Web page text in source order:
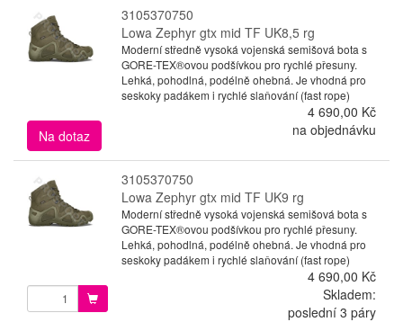
3105370750
Lowa Zephyr gtx mid TF UK8,5 rg
Moderní středně vysoká vojenská semišová bota s
GORE-TEX®ovou podšívkou pro rychlé přesuny.
Lehká, pohodlná, podélně ohebná. Je vhodná pro
seskoky padákem i rychlé slaňování (fast rope)
4 690,00 Kč
Na dotaz
na objednávku
3105370750
Lowa Zephyr gtx mid TF UK9 rg
Moderní středně vysoká vojenská semišová bota s
GORE-TEX®ovou podšívkou pro rychlé přesuny.
Lehká, pohodlná, podélně ohebná. Je vhodná pro
seskoky padákem i rychlé slaňování (fast rope)
4 690,00 Kč
Skladem:
poslední 3 páry